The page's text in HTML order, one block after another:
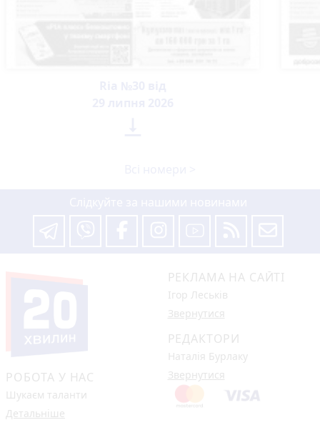
РОБОТА У НАС
Шукаєм таланти
Детальніше
РЕКЛАМА НА САЙТІ
Ігор Леськів
Звернутися
РЕДАКТОРИ
Наталія Бурлаку
Звернутися